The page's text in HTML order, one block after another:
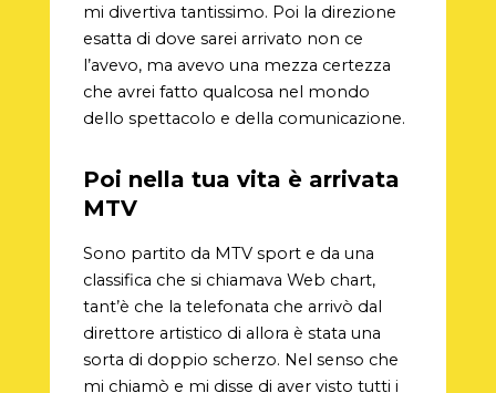
mi divertiva tantissimo. Poi la direzione
esatta di dove sarei arrivato non ce
l’avevo, ma avevo una mezza certezza
che avrei fatto qualcosa nel mondo
dello spettacolo e della comunicazione.
Poi nella tua vita è arrivata
MTV
Sono partito da MTV sport e da una
classifica che si chiamava Web chart,
tant’è che la telefonata che arrivò dal
direttore artistico di allora è stata una
sorta di doppio scherzo. Nel senso che
mi chiamò e mi disse di aver visto tutti i